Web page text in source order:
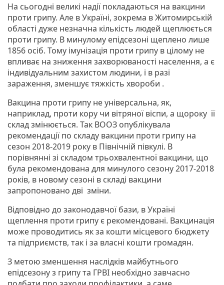
На сьогодні великі надії покладаються на вакцини
проти грипу. Але в Україні, зокрема в Житомирській
області дуже незначна кількість людей щеплюється
проти грипу. В минулому епідсезоні щеплено лише
1856 осіб. Тому імунізація проти грипу в цілому не
впливає на зниження захворюваності населення, а є
індивідуальним захистом людини, і в разі
зараження, зменшує тяжкість хвороби .
Вакцина проти грипу не універсальна, як,
наприклад, проти кору чи вітряної віспи, а щороку її
склад змінюється. Так ВООЗ опублікувала
рекомендації по складу вакцини проти грипу на
сезон 2018-2019 року в Північній півкулі. В
порівнянні зі складом трьохвалентної вакцини, що
була рекомендована для минулого сезону 2017-2018
років, в новому сезоні в складі вакцини
запропоновано дві зміни.
Відповідно до законодавчої бази, в Україні
щеплення проти грипу є рекомендовані. Вакцинація
може проводитись як за кошти місцевого бюджету
та підприємств, так і за власні кошти громадян.
З метою зменшення наслідків майбутнього
епідсезону з грипу та ГРВІ необхідно завчасно